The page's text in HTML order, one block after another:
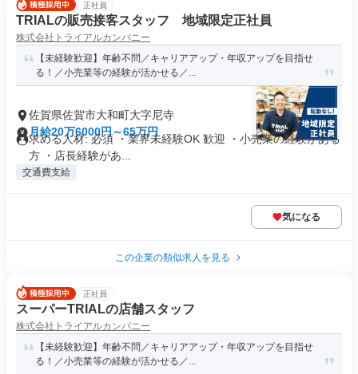
正社員
TRIALの販売接客スタッフ 地域限定正社員
株式会社トライアルカンパニー
【未経験歓迎】年齢不問／キャリアアップ・年収アップを目指せ
る！／小売業等の経験が活かせる／...
佐賀県佐賀市大和町大字尼寺
月給20万6000円～65万円
求める人材: 必須 ・業界未経験OK 歓迎 ・小売業の経験がある
方 ・店長経験があ...
交通費支給
気になる
この企業の類似求人を見る
正社員
スーパーTRIALの店舗スタッフ
株式会社トライアルカンパニー
【未経験歓迎】年齢不問／キャリアアップ・年収アップを目指せ
る！／小売業等の経験が活かせる／...